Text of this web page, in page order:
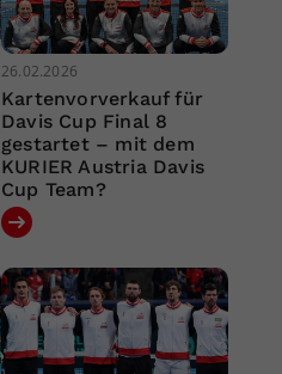
26.02.2026
Kartenvorverkauf für
Davis Cup Final 8
gestartet – mit dem
KURIER Austria Davis
Cup Team?